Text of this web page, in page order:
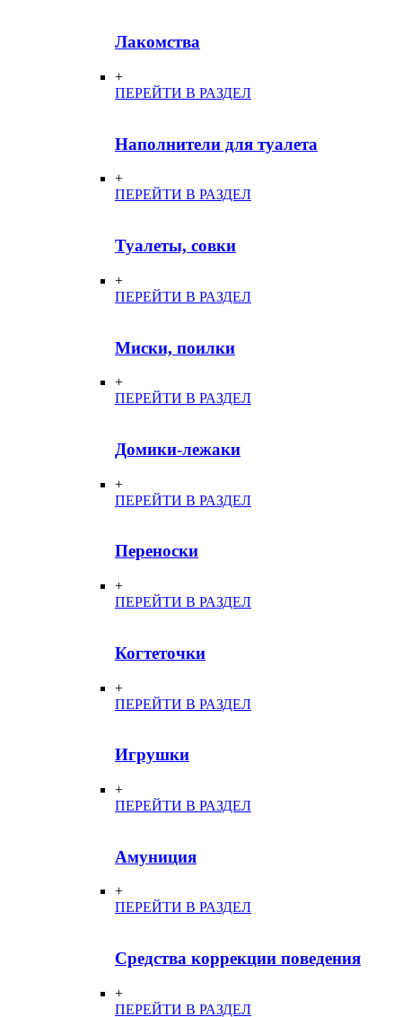
Лакомства
+
ПЕРЕЙТИ В РАЗДЕЛ
Наполнители для туалета
+
ПЕРЕЙТИ В РАЗДЕЛ
Туалеты, совки
+
ПЕРЕЙТИ В РАЗДЕЛ
Миски, поилки
+
ПЕРЕЙТИ В РАЗДЕЛ
Домики-лежаки
+
ПЕРЕЙТИ В РАЗДЕЛ
Переноски
+
ПЕРЕЙТИ В РАЗДЕЛ
Когтеточки
+
ПЕРЕЙТИ В РАЗДЕЛ
Игрушки
+
ПЕРЕЙТИ В РАЗДЕЛ
Амуниция
+
ПЕРЕЙТИ В РАЗДЕЛ
Средства коррекции поведения
+
ПЕРЕЙТИ В РАЗДЕЛ